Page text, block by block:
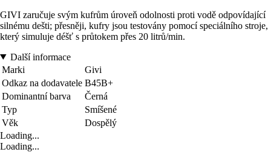
GIVI zaručuje svým kufrům úroveň odolnosti proti vodě odpovídající
silnému dešti; přesněji, kufry jsou testovány pomocí speciálního stroje,
který simuluje déšť s průtokem přes 20 litrů/min.
Další informace
Marki
Givi
Odkaz na dodavatele B45B+
Dominantní barva
Černá
Typ
Smíšené
Věk
Dospělý
Loading...
Loading...